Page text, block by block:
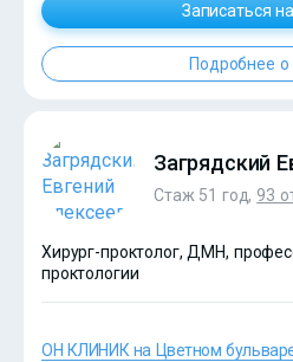
Записаться
Подробнее о
Загрядский
Стаж 51 год, 93
Хирург-проктолог, ДМН,
проктологии
ОН КЛИНИК на Цветном